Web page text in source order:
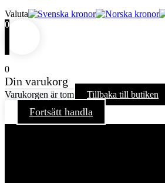
Valuta
0
0
Din varukorg
Varukorgen är tom Tillbaka till butiken
Fortsätt handla